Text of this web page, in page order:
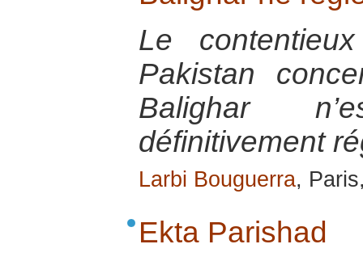
Le
Pakistan
Balighar
définitivement
Larbi Bouguerra,
Ekta Parishad